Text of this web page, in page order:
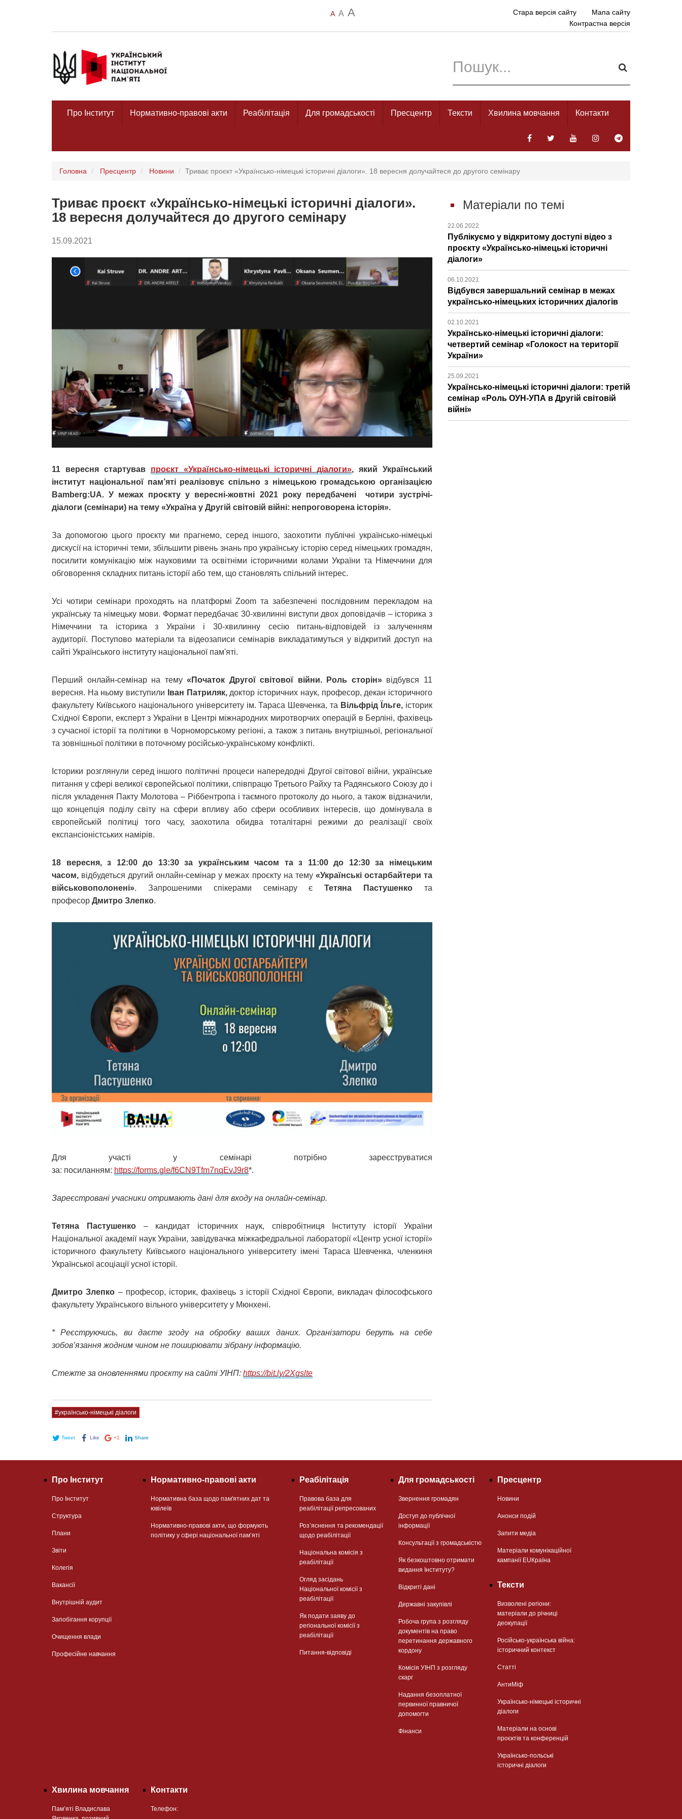
A A A Стара версія сайту
Мапа сайту
Контрастна версія
Про Інститут Нормативно-правові акти Реабілітація Для громадськості Пресцентр Тексти Хвилина мовчання Контакти
Головна Пресцентр Новини Триває проєкт «Українсько-німецькі історичні діалоги». 18 вересня долучайтеся до другого семінару
Триває проєкт «Українсько-німецькі історичні діалоги».
18 вересня долучайтеся до другого семінару
15.09.2021
11 вересня стартував проєкт «Українсько-німецькі історичні діалоги», який
Український
інститут національної пам’яті реалізовує спільно з німецькою громадською організацією
Bamberg:UA. У межах проєкту у вересні-жовтні 2021 року передбачені чотири зустрічі-
діалоги (семінари) на тему «Україна у Другій світовій війні: непроговорена історія».
За допомогою цього проєкту ми прагнемо, серед іншого, заохотити публічні українсько-німецькі
дискусії на історичні теми, збільшити рівень знань про українську історію серед німецьких громадян,
посилити комунікацію між науковими та освітніми історичними колами України та Німеччини для
обговорення складних питань історії або тем, що становлять спільний інтерес.
Усі чотири семінари проходять на платформі Zoom та забезпечені послідовним перекладом на
українську та німецьку мови. Формат передбачає 30-хвилинні виступи двох доповідачів – історика з
Німеччини та історика з України і 30-хвилинну сесію питань-відповідей із залученням
аудиторії. Поступово матеріали та відеозаписи семінарів викладатимуться у відкритий доступ на
сайті Українського інституту національної пам'яті.
Перший онлайн-семінар на тему«Початок Другої світової війни. Роль сторін»відбувся 11
вересня. На ньому виступили
Іван Патриляк,доктор історичних наук, професор, декан історичного
факультету Київського національного університету ім. Тараса Шевченка, та Вільфрід Їльге, історик
Східної Європи, експерт з України в Центрі міжнародних миротворчих операцій в Берліні, фахівець
з сучасної історії та політики в Чорноморському регіоні, а також з питань внутрішньої, регіональної
та зовнішньої політики в поточному російсько-українському конфлікті.
Історики розглянули серед іншого політичні процеси напередодні Другої світової війни, українське
питання у сфері великої європейської політики, співпрацю Третього Райху та Радянського Союзу до і
після укладення Пакту Молотова – Ріббентропа і таємного протоколу до нього, а також відзначили,
що концепція поділу світу на сфери впливу або сфери особливих інтересів, що домінувала в
європейській політиці того часу, заохотила обидва тоталітарні режими до реалізації своїх
експансіоністських намірів.
18 вересня,
з 12:00 до 13:30 за українським часом та з 11:00 до 12:30 за німецьким
часом, відбудеться другий онлайн-семінар у межах проєкту на тему «Українські остарбайтери та
військовополонені». Запрошеними спікерами семінару єТетяна Пастушенкота
професор Дмитро Злепко.
Для участі у семінарі потрібно зареєструватися
за: посиланням: https://forms.gle/f6CN9Tfm7nqEvJ9r8*.
Зареєстровані учасники отримають дані для входу на онлайн-семінар.
Тетяна Пастушенко– кандидат історичних наук, співробітниця Інституту історії України
Національної академії наук України, завідувачка міжкафедральної лабораторії «Центр усної історії»
історичного факультету Київського національного університету імені Тараса Шевченка, членкиня
Української асоціації усної історії.
Дмитро Злепко – професор, історик, фахівець з історії Східної Європи, викладач філософського
факультету Українського вільного університету у Мюнхені.
* Реєструючись, ви даєте згоду на обробку ваших даних. Організатори беруть на себе
зобов’язання жодним чином не поширювати зібрану інформацію.
Стежте за оновленнями проєкту на сайті УІНП: https://bit.ly/2Xgslte
#українсько-німецькі діалоги
Tweet Like +1 Share
Матеріали по темі
22.06.2022
Публікуємо у відкритому доступі відео з
проєкту «Українсько-німецькі історичні
діалоги»
06.10.2021
Відбувся завершальний семінар в межах
українсько-німецьких історичних діалогів
02.10.2021
Українсько-німецькі історичні діалоги:
четвертий семінар «Голокост на території
України»
25.09.2021
Українсько-німецькі історичні діалоги: третій
семінар «Роль ОУН-УПА в Другій світовій
війні»
Про Інститут
Про Інститут
Структура
Плани
Звіти
Колегія
Вакансії
Внутрішній аудит
Запобігання корупції
Очищення влади
Професійне навчання
Нормативно-правові акти
Нормативна база щодо пам'ятних дат та
ювілеїв
Нормативно-правові акти, що формують
політику у сфері національної памʼяті
Реабілітація
Правова база для
реабілітації репресованих
Розʼяснення та рекомендації
щодо реабілітації
Національна комісія з
реабілітації
Огляд засідань
Національної комісії з
реабілітації
Як подати заяву до
регіональної комісії з
реабілітації
Питання-відповіді
Для громадськості
Звернення громадян
Доступ до публічної
інформації
Консультації з громадськістю
Як безкоштовно отримати
видання Інституту?
Відкриті дані
Державні закупівлі
Робоча група з розгляду
документів на право
перетинання державного
кордону
Комісія УІНП з розгляду
скарг
Надання безоплатної
первинної правничої
допомогти
Фінанси
Пресцентр
Новини
Анонси подій
Запити медіа
Матеріали комунікаційної
кампанії EUКраїна
Тексти
Визволені регіони:
матеріали до річниці
деокупації
Російсько-українська війна:
історичний контекст
Статті
АнтиМіф
Українсько-німецькі історичні
діалоги
Матеріали на основі
проєктів та конференцій
Українсько-польські
історичні діалоги
Хвилина мовчання
Пам’яті Владислава
Контакти
Телефон: